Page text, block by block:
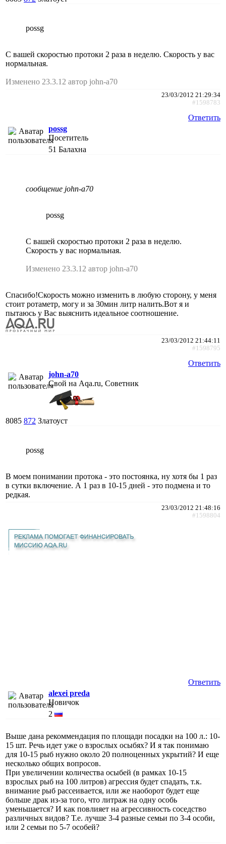
possg
С вашей скоростью протоки 2 раза в неделю. Скорость у вас
нормальная.
Изменено 23.3.12 автор john-a70
23/03/2012 21:29:34
#1598783
Ответить
possg
Посетитель
51 Балахна
сообщение john-a70
possg
С вашей скоростью протоки 2 раза в неделю.
Скорость у вас нормальная.
Изменено 23.3.12 автор john-a70
Спасибо!Скорость можно изменить в любую сторону, у меня
стоит ротаметр, могу и за 30мин литр налить.Вот я и
пытаюсь у Вас выяснить идеальное соотношение.
23/03/2012 21:44:11
#1598795
Ответить
john-a70
Свой на Aqa.ru, Советник
8085 872 Златоуст
possg
В моем понимании протока - это постоянка, ну хотя бы 1 раз
в сутки включение. А 1 раз в 10-15 дней - это подмена и то
редкая.
23/03/2012 21:48:16
#1598804
Ответить
alexei preda
Новичок
2
Выше дана рекоммендация по площади посадки на 100 л.: 10-
15 шт. Речь идет уже о взрослых осыбях? И я так понимаю
для 10-15 рыб нужно около 20 полноценных укрытий? И еще
несколько общих вопросов.
При увеличении количества осыбей (в рамках 10-15
взрослых рыб на 100 литров) агрессия будет спадать, т.к.
внимание рыб рассеивается, или же наоборот будет еще
больше драк из-за того, что литраж на одну особь
уменьшается? И как повлияет на агрессивность соседство
различных видов? Т.е. лучше 3-4 разные семьи по 3-4 особи,
или 2 семьи по 5-7 особей?